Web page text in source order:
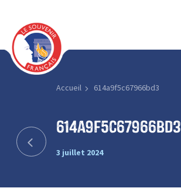
Accueil 614a9f5c67966bd3
614a9f5c67966bd3
3 juillet 2024